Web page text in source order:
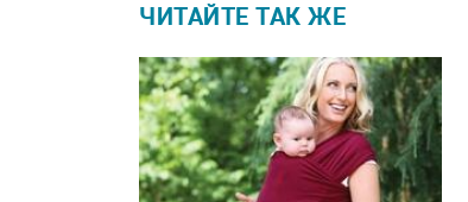
ЧИТАЙТЕ ТАК ЖЕ